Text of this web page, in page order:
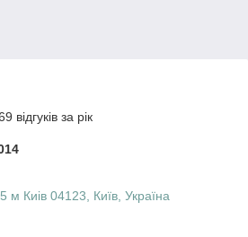
відгуків за рік
м Киів 04123, Київ, Україна